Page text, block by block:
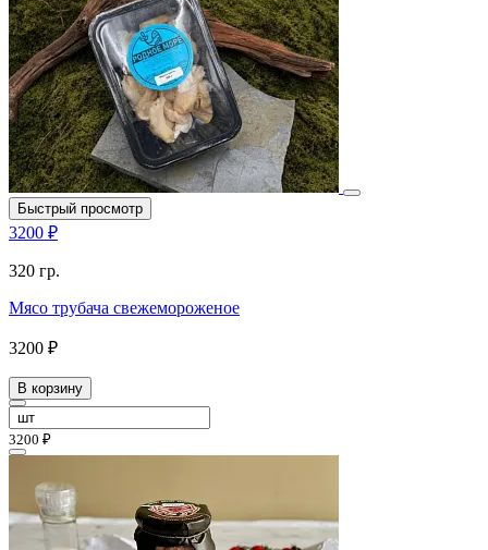
Быстрый просмотр
3200 ₽
320 гр.
Мясо трубача свежемороженое
3200 ₽
В корзину
3200 ₽